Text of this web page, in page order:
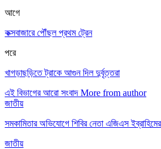
আগে
কক্সবাজারে পৌঁছল প্রথম ট্রেন
পরে
খাগড়াছড়িতে ট্রাকে আগুন দিল দুর্বৃত্তরা
এই বিভাগের আরো সংবাদ More from author
জাতীয়
সমকামিতার অভিযোগে শিবির নেতা এজিএস
জাতীয়